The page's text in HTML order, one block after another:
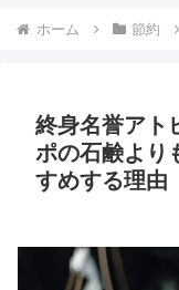
ホーム 節約
終身名誉アト
ポの石鹸より
すめする理由